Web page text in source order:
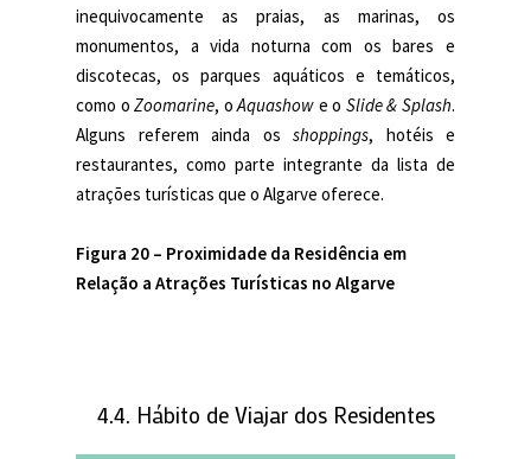
inequivocamente as praias, as marinas, os
monumentos, a vida noturna com os bares e
discotecas, os parques aquáticos e temáticos,
como oZoomarine, oAquashow e o Slide & Splash.
Alguns referem ainda os shoppings, hotéis e
restaurantes, como parte integrante da lista de
atrações turísticas que o Algarve oferece.
Figura 20 – Proximidade da Residência em
Relação a Atrações Turísticas no Algarve
4.4. Hábito de Viajar dos Residentes